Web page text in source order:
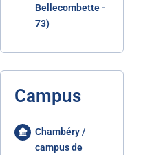
Bellecombette -
73)
Campus
Chambéry /
campus de